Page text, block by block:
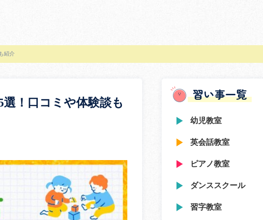
紹介
選！口コミや体験談も
習い事一覧
幼児教室
英会話教室
ピアノ教室
ダンススクール
習字教室